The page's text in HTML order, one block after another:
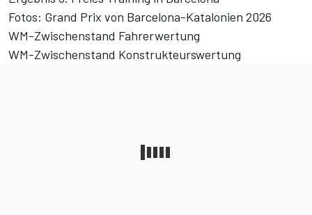
Fotos: Grand Prix von Barcelona-Katalonien 2026
WM-Zwischenstand Fahrerwertung
WM-Zwischenstand Konstrukteurswertung